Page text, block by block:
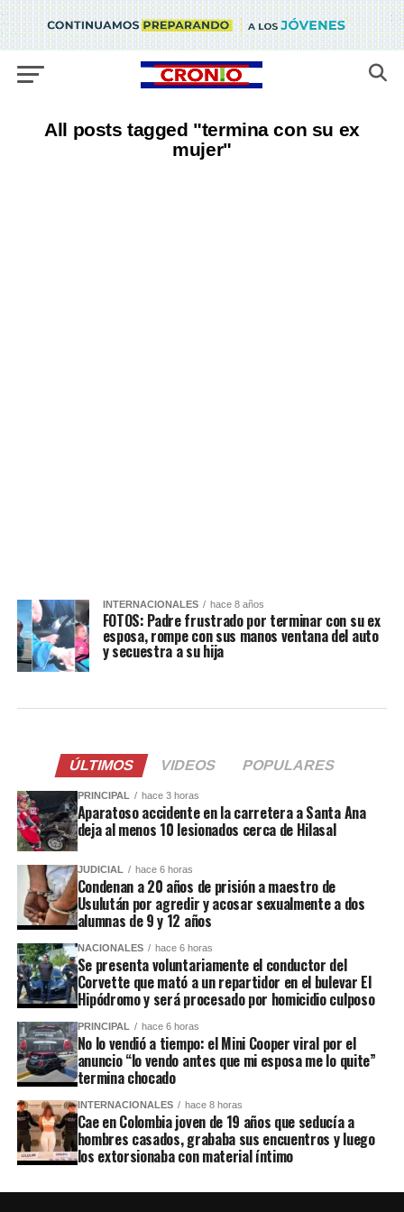
All posts tagged "termina con su ex
mujer"
INTERNACIONALES hace 8 años
FOTOS: Padre frustrado por terminar con su ex
esposa, rompe con sus manos ventana del auto
y secuestra a su hija
ÚLTIMOS VIDEOS POPULARES
PRINCIPAL hace 3 horas
Aparatoso accidente en la carretera a Santa Ana
deja al menos 10 lesionados cerca de Hilasal
JUDICIAL hace 6 horas
Condenan a 20 años de prisión a maestro de
Usulután por agredir y acosar sexualmente a dos
alumnas de 9 y 12 años
NACIONALES hace 6 horas
Se presenta voluntariamente el conductor del
Corvette que mató a un repartidor en el bulevar El
Hipódromo y será procesado por homicidio culposo
PRINCIPAL hace 6 horas
No lo vendió a tiempo: el Mini Cooper viral por el
anuncio “lo vendo antes que mi esposa me lo quite”
termina chocado
INTERNACIONALES hace 8 horas
Cae en Colombia joven de 19 años que seducía a
hombres casados, grababa sus encuentros y luego
los extorsionaba con material íntimo